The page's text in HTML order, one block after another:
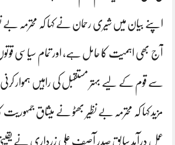
اپنے بیان میں شیری رحمان نے کہا کہ محترمہ بے
آج بھی اہمیت کا حامل ہے، اور تمام سیاسی
سے قوم کے لیے بہتر مستقبل کی راہیں ہموار
مزید کہا کہ محترمہ بے نظیر بھٹو نے میثاق جمہوریت
عمل درآمد سابق صدر آصف علی زرداری نے یقینی